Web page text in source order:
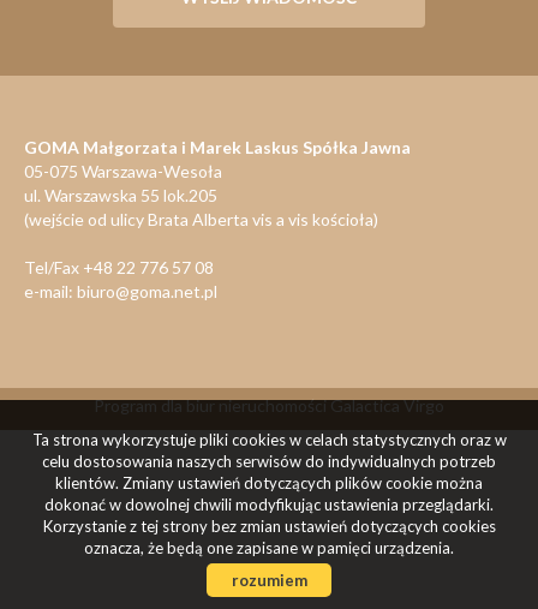
GOMA Małgorzata i Marek Laskus Spółka Jawna
05-075 Warszawa-Wesoła
ul. Warszawska 55 lok.205
(wejście od ulicy Brata Alberta vis a vis kościoła)
Tel/Fax +48 22 776 57 08
e-mail: biuro@goma.net.pl
Program dla biur nieruchomościGalactica Virgo
Ta strona wykorzystuje pliki cookies w celach statystycznych oraz w
celu dostosowania naszych serwisów do indywidualnych potrzeb
klientów. Zmiany ustawień dotyczących plików cookie można
dokonać w dowolnej chwili modyfikując ustawienia przeglądarki.
Korzystanie z tej strony bez zmian ustawień dotyczących cookies
oznacza, że będą one zapisane w pamięci urządzenia.
rozumiem